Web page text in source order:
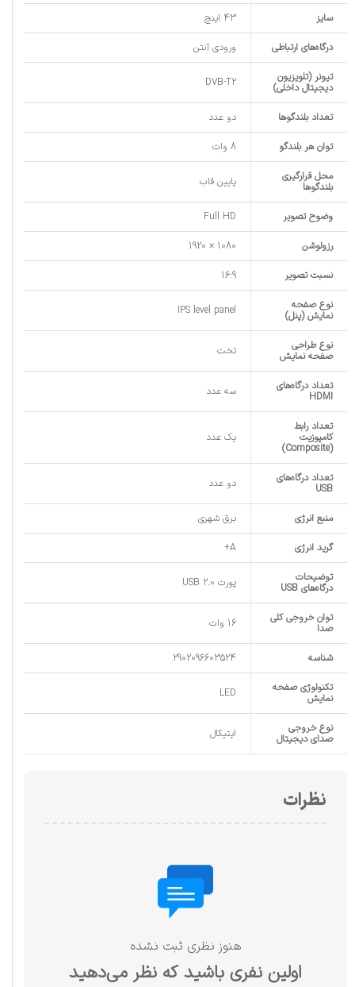
سایز 43 اینچ
درگاه‌های ارتباطی ورودی آنتن
تیونر (تلویزیون
دیجیتال داخلی) DVB-T2
تعداد بلندگوها دو عدد
توان هر بلندگو 8 وات
محل قرارگیری
بلندگوها پایین قاب
وضوح تصویر Full HD
رزولوشن 1080 × 1920
نسبت تصویر 16:9
نوع صفحه
نمایش (پنل) IPS level panel
نوع طراحی
صفحه نمایش تخت
تعداد درگاه‌های
HDMI سه عدد
تعداد رابط
کامپوزیت
(Composite)
یک عدد
تعداد درگاه‌های
USB دو عدد
منبع انرژی برق شهری
گرید انرژی A+
توضیحات
درگاه‌های USB پورت USB 2.0
توان خروجی کلی
صدا 16 وات
شناسه 2902096603524
تکنولوژی صفحه
نمایش LED
نوع خروجی
صدای دیجیتال اپتیکال
نظرات
هنوز نظری ثبت نشده
اولین نفری باشید که نظر می‌دهید